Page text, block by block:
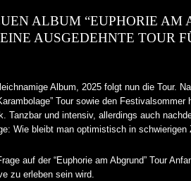
ALBUM “EUPHORIE AM
AUSGEDEHNTE TOUR
Album, 2025 folgt nun die Tour.
Tour sowie den Festivalsommer
Tanzbar und intensiv, allerdings auch
Wie bleibt man optimistisch in schwierigen
auf der “Euphorie am Abgrund” Tour
zu erleben sein wird.